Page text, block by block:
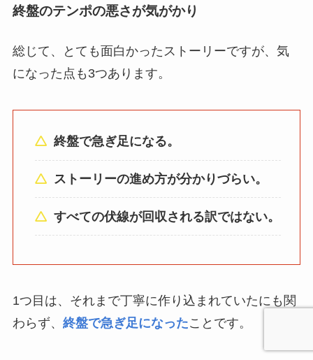
終盤のテンポの悪さが気がかり
総じて、とても面白かったストーリーですが、気
になった点も3つあります。
終盤で急ぎ足になる。
ストーリーの進め方が分かりづらい。
すべての伏線が回収される訳ではない。
1つ目は、それまで丁寧に作り込まれていたにも関
わらず、 終盤で急ぎ足になったことです。